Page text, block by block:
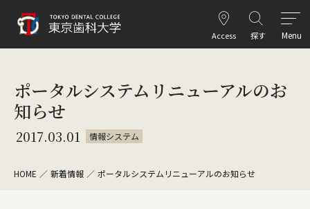
Menu
探す
Access
2017.03.01 情報システム
ポータルシステムリニューアルのお
知らせ
HOME 新着情報 ポータルシステムリニューアルのお知らせ